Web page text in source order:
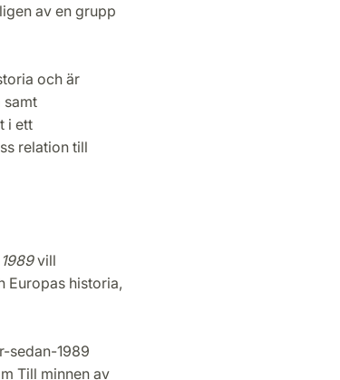
av en grupp
och är
samt
i ett
relation till
vill
Europas historia,
sedan-1989
Till minnen av